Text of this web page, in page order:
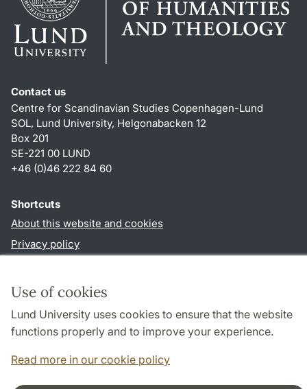
Use of cookies
Lund University uses cookies to ensure that the website
functions properly and to improve your experience.
Read more in our cookie policy
Contact us
Centre for Scandinavian Studies Copenhagen-Lund
SOL, Lund University, Helgonabacken 12
Box 201
SE-221 00 LUND
+46 (0)46 222 84 60
Shortcuts
About this website and cookies
Privacy policy
TYPO3-login